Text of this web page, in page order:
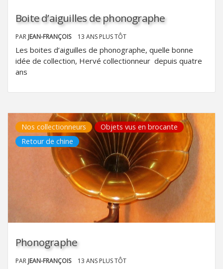
Boite d’aiguilles de phonographe
PAR JEAN-FRANÇOIS 13 ANS PLUS TÔT
Les boites d’aiguilles de phonographe, quelle bonne
idée de collection, Hervé collectionneur depuis quatre
ans
Nos collectionneurs
Objets vus en brocante
Retour de chine
Phonographe
PAR JEAN-FRANÇOIS 13 ANS PLUS TÔT